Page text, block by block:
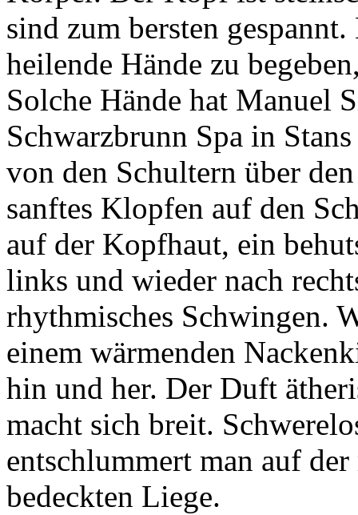
sind zum bersten
heilende Hände zu
Solche Hände hat Manuel
Schwarzbrunn Spa in
von den Schultern über
sanftes Klopfen auf den
auf der Kopfhaut, ein
links und wieder nach
rhythmisches Schwingen.
einem wärmenden
hin und her. Der Duft
macht sich breit.
entschlummert man auf
bedeckten Liege.